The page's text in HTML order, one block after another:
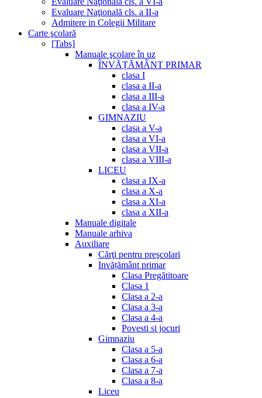
Evaluare Naţională cls. a II-a
Admitere in Colegii Militare
Carte şcolară
[Tabs]
Manuale şcolare în uz
ÎNVĂȚĂMÂNT PRIMAR
clasa I
clasa a II-a
clasa a III-a
clasa a IV-a
GIMNAZIU
clasa a V-a
clasa a VI-a
clasa a VII-a
clasa a VIII-a
LICEU
clasa a IX-a
clasa a X-a
clasa a XI-a
clasa a XII-a
Manuale digitale
Manuale arhiva
Auxiliare
Cărţi pentru preşcolari
Invățământ primar
Clasa Pregătitoare
Clasa 1
Clasa a 2-a
Clasa a 3-a
Clasa a 4-a
Povesti si jocuri
Gimnaziu
Clasa a 5-a
Clasa a 6-a
Clasa a 7-a
Clasa a 8-a
Liceu